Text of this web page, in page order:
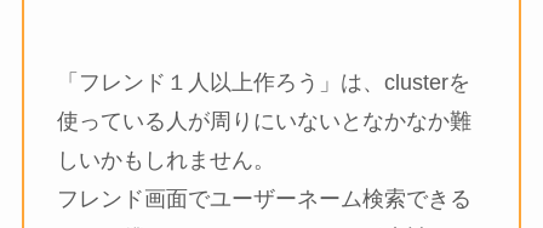
「フレンド１人以上作ろう」は、clusterを
使っている人が周りにいないとなかなか難
しいかもしれません。
フレンド画面でユーザーネーム検索できる